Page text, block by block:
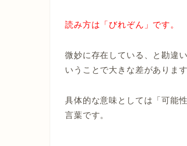
読み方は「びれぞん」です。
微妙に存在している、と勘違
いうことで大きな差があります
具体的な意味としては「可能
言葉です。